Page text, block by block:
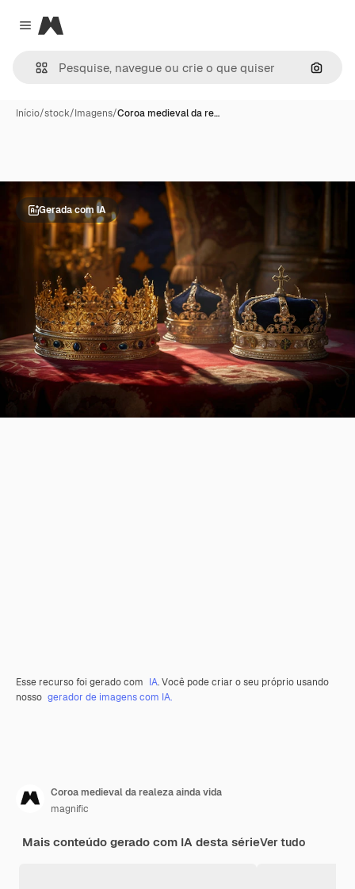
Close menu
Magnific
Início/stock/Imagens/Coroa medieval da re…
Gerada com IA
Esse recurso foi gerado com IA. Você pode criar o seu próprio usando
nosso gerador de imagens com IA.
Coroa medieval da realeza ainda vida
magnific
Mais conteúdo gerado com IA desta sérieVer tudo